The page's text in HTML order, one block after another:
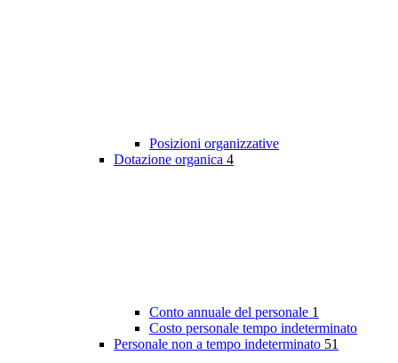
Posizioni organizzative
Dotazione organica 4
Conto annuale del personale 1
Costo personale tempo indeterminato
Personale non a tempo indeterminato 51